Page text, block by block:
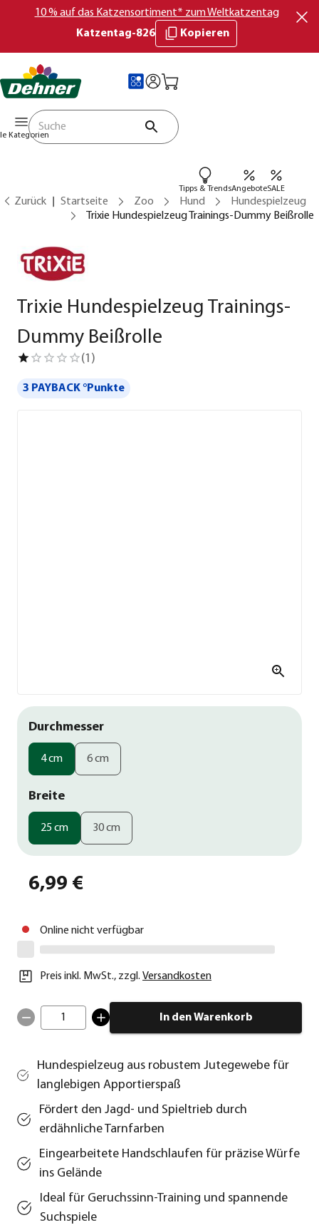
10 % auf das Katzensortiment* zum Weltkatzentag
Katzentag-826
Kopieren
Kategorien
Tipps & TrendsAngeboteSALE
Zurück Startseite Zoo Hund
Hundespielzeug
Trixie Hundespielzeug Trainings-Dummy Beißrolle
Trixie Hundespielzeug Trainings-
Dummy Beißrolle
(1 )
3 PAYBACK °Punkte
Durchmesser
4 cm 6 cm
Breite
25 cm 30 cm
6,99 €
Online nicht verfügbar
Preis inkl. MwSt., zzgl. Versandkosten
1 In den Warenkorb
Hundespielzeug aus robustem Jutegewebe für
langlebigen Apportierspaß
Fördert den Jagd- und Spieltrieb durch
erdähnliche Tarnfarben
Eingearbeitete Handschlaufen für präzise Würfe
ins Gelände
Ideal für Geruchssinn-Training und spannende
Suchspiele